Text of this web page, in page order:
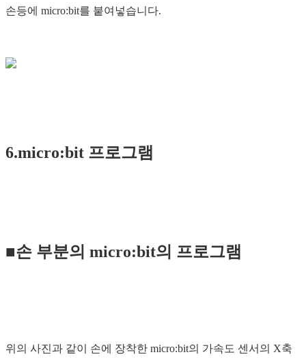
손등에 micro:bit를 붙여넣습니다.
6.micro:bit 프로그램
■손 부분의 micro:bit의 프로그램
위의 사진과 같이 손에 장착한 micro:bit의 가속도 센서의 X축